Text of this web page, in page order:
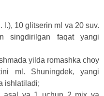
l.), 10 glitserin ml va 20 suv.
singdirilgan faqat yangi
yilda romashka choy
ml. Shuningdek, yangi
ishlatiladi;